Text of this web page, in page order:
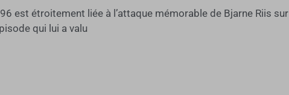
est étroitement liée à l’attaque mémorable de Bjarne Riis sur
qui lui a valu